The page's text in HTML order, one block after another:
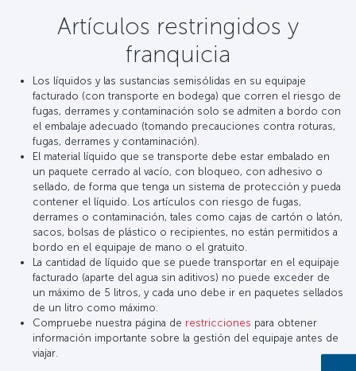
Artículos restringidos y
franquicia
Los líquidos y las sustancias semisólidas en su equipaje
facturado (con transporte en bodega) que corren el riesgo de
fugas, derrames y contaminación solo se admiten a bordo con
el embalaje adecuado (tomando precauciones contra roturas,
fugas, derrames y contaminación).
El material líquido que se transporte debe estar embalado en
un paquete cerrado al vacío, con bloqueo, con adhesivo o
sellado, de forma que tenga un sistema de protección y pueda
contener el líquido. Los artículos con riesgo de fugas,
derrames o contaminación, tales como cajas de cartón o latón,
sacos, bolsas de plástico o recipientes, no están permitidos a
bordo en el equipaje de mano o el gratuito.
La cantidad de líquido que se puede transportar en el equipaje
facturado (aparte del agua sin aditivos) no puede exceder de
un máximo de 5 litros, y cada uno debe ir en paquetes sellados
de un litro como máximo.
Compruebe nuestra página de restricciones para obtener
información importante sobre la gestión del equipaje antes de
viajar.